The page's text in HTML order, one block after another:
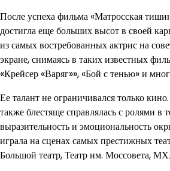
После успеха фильма «Матросская
достигла еще больших высот в своей
из самых востребованных актрис на
экране, снимаясь в таких известных
«Крейсер «Варяг»», «Бой с тенью» и
Ее талант не ограничивался только
также блестяще справлялась с ролями в
выразительность и эмоциональность
играла на сценах самых престижных
Большой театр, Театр им. Моссовета,